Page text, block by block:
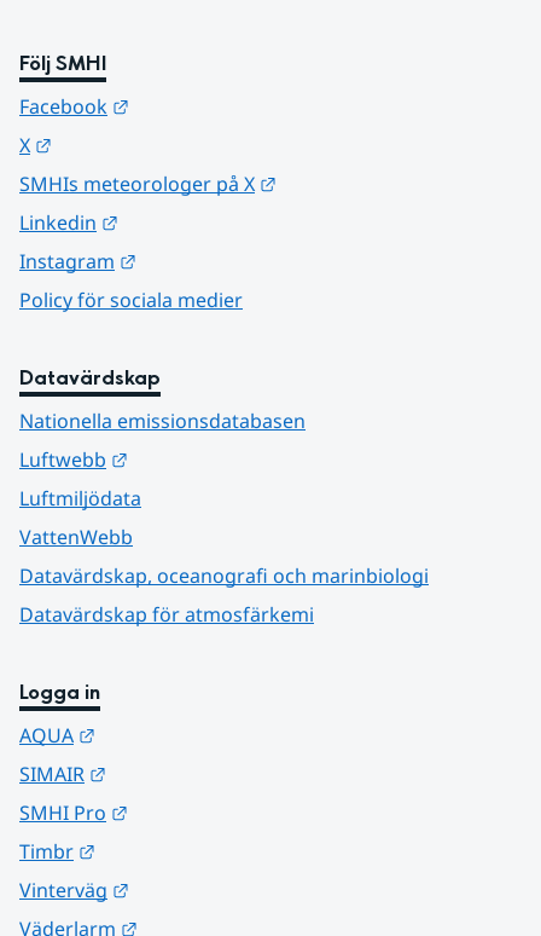
Följ SMHI
Facebook
X
SMHIs meteorologer på X
Linkedin
Instagram
Policy för sociala medier
Datavärdskap
Nationella emissionsdatabasen
Luftwebb
Luftmiljödata
VattenWebb
Datavärdskap, oceanografi och marinbiologi
Datavärdskap för atmosfärkemi
Logga in
AQUA
SIMAIR
SMHI Pro
Timbr
Vinterväg
Väderlarm